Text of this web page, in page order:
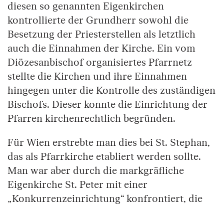
diesen so genannten Eigenkirchen
kontrollierte der Grundherr sowohl die
Besetzung der Priesterstellen als letztlich
auch die Einnahmen der Kirche. Ein vom
Diözesanbischof organisiertes Pfarrnetz
stellte die Kirchen und ihre Einnahmen
hingegen unter die Kontrolle des zuständigen
Bischofs. Dieser konnte die Einrichtung der
Pfarren kirchenrechtlich begründen.
Für Wien erstrebte man dies bei St. Stephan,
das als Pfarrkirche etabliert werden sollte.
Man war aber durch die markgräfliche
Eigenkirche St. Peter mit einer
„Konkurrenzeinrichtung“ konfrontiert, die